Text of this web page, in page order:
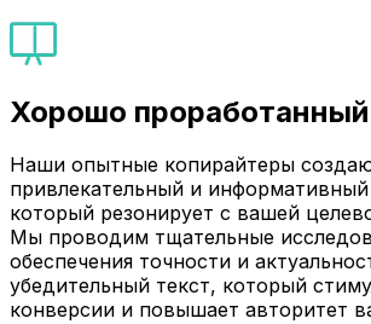
Хорошо проработанный
Наши опытные копирайтеры
привлекательный и информативный
который резонирует с вашей
Мы проводим тщательные
обеспечения точности и
убедительный текст, который
конверсии и повышает авторитет